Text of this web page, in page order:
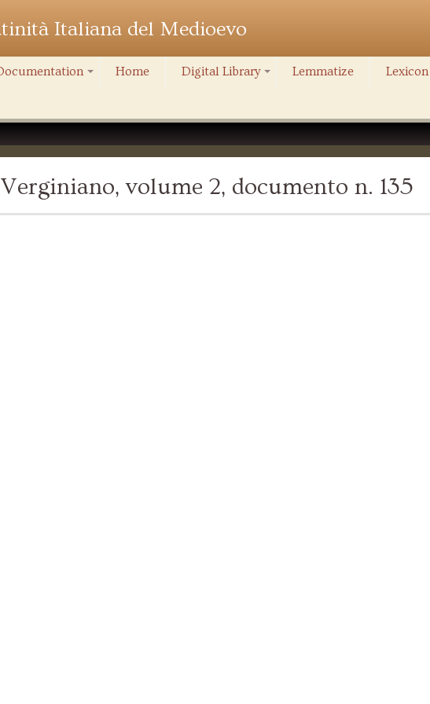
Italiana del Medioevo
Home Digital Library Lemmatize Lexicon
volume 2, documento n. 135